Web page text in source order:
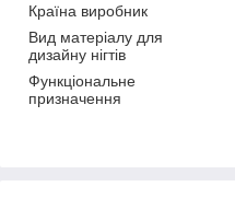
Країна виробник
Вид матеріалу для
дизайну нігтів
Функціональне
призначення